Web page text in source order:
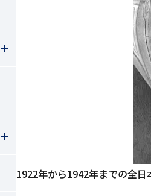
1922年から1942年までの全